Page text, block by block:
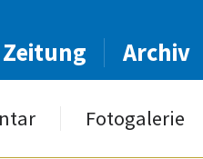
Archiv
Fotogalerie